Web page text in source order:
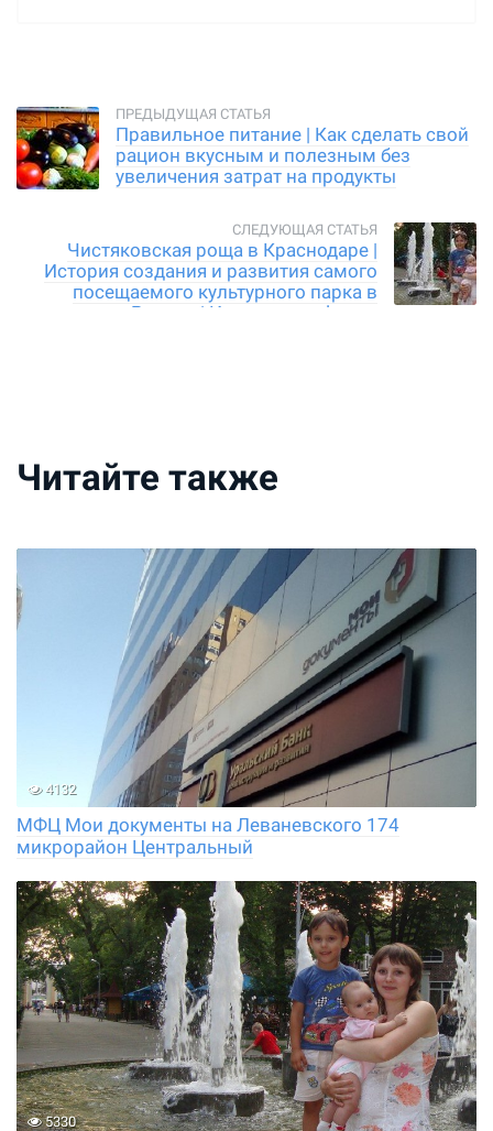
Правильное питание | Как сделать свой
рацион вкусным и полезным без
увеличения затрат на продукты
Чистяковская роща в Краснодаре |
История создания и развития самого
посещаемого культурного парка в
России | Интересные факты
Читайте также
4132
МФЦ Мои документы на Леваневского 174
микрорайон Центральный
5330